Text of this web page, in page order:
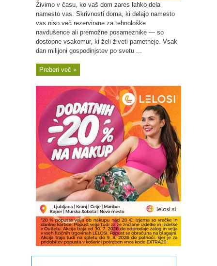
Živimo v času, ko vaš dom zares lahko dela
namesto vas. Skrivnosti doma, ki delajo namesto
vas niso več rezervirane za tehnološke
navdušence ali premožne posameznike — so
dostopne vsakomur, ki želi živeti pametneje. Vsak
dan milijoni gospodinjstev po svetu ...
Preberi več »